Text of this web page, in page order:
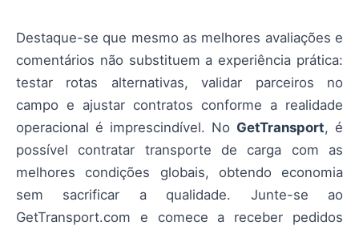
Destaque-se que mesmo as melhores avaliações e
comentários não substituem a experiência prática:
testar rotas alternativas, validar parceiros no
campo e ajustar contratos conforme a realidade
operacional é imprescindível. No GetTransport, é
possível contratar transporte de carga com as
melhores condições globais, obtendo economia
sem sacrificar a qualidade. Junte-se ao
GetTransport.com e comece a receber pedidos